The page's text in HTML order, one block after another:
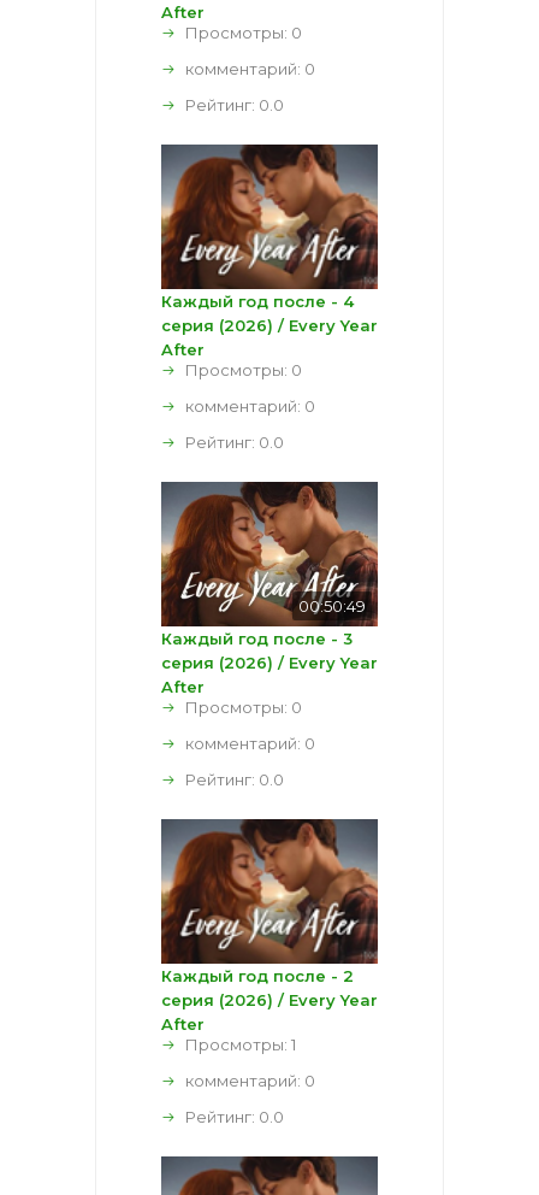
After
Просмотры: 0
комментарий: 0
Рейтинг: 0.0
Каждый год после - 4
серия (2026) / Every Year
After
Просмотры: 0
комментарий: 0
Рейтинг: 0.0
00:50:49
Каждый год после - 3
серия (2026) / Every Year
After
Просмотры: 0
комментарий: 0
Рейтинг: 0.0
Каждый год после - 2
серия (2026) / Every Year
After
Просмотры: 1
комментарий: 0
Рейтинг: 0.0